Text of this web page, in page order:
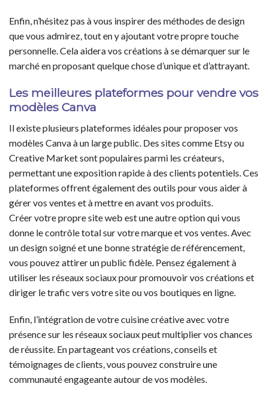
Enfin, n’hésitez pas à vous inspirer des méthodes de design
que vous admirez, tout en y ajoutant votre propre touche
personnelle. Cela aidera vos créations à se démarquer sur le
marché en proposant quelque chose d’unique et d’attrayant.
Les meilleures plateformes pour vendre vos
modèles Canva
Il existe plusieurs plateformes idéales pour proposer vos
modèles Canva à un large public. Des sites comme Etsy ou
Creative Market sont populaires parmi les créateurs,
permettant une exposition rapide à des clients potentiels. Ces
plateformes offrent également des outils pour vous aider à
gérer vos ventes et à mettre en avant vos produits.
Créer votre propre site web est une autre option qui vous
donne le contrôle total sur votre marque et vos ventes. Avec
un design soigné et une bonne stratégie de référencement,
vous pouvez attirer un public fidèle. Pensez également à
utiliser les réseaux sociaux pour promouvoir vos créations et
diriger le trafic vers votre site ou vos boutiques en ligne.
Enfin, l’intégration de votre cuisine créative avec votre
présence sur les réseaux sociaux peut multiplier vos chances
de réussite. En partageant vos créations, conseils et
témoignages de clients, vous pouvez construire une
communauté engageante autour de vos modèles.